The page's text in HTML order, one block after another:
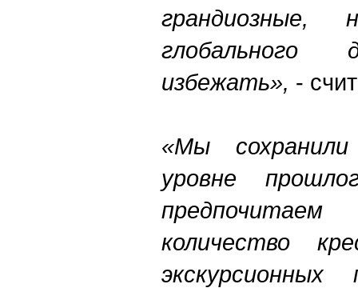
грандиозные,
глобального
избежать», -
«Мы
уровне
количество